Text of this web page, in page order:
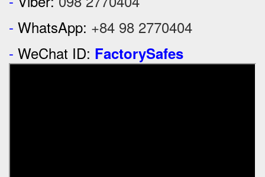
- WhatsApp: +84 98 2770404
- WeChat ID: FactorySafes